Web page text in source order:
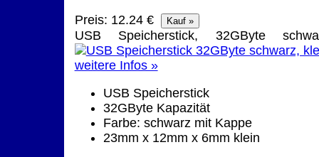
Preis: 12.24 €
USB Speicherstick, 32GByte
weitere Infos »
USB Speicherstick
32GByte Kapazität
Farbe: schwarz mit Kappe
23mm x 12mm x 6mm klein